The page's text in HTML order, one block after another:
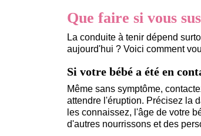
Que faire si vous
La conduite à tenir dépend
aujourd'hui ? Voici comment
Si votre bébé a été en
Même sans symptôme,
attendre l'éruption. Précisez la
les connaissez, l'âge de votre
d'autres nourrissons et des